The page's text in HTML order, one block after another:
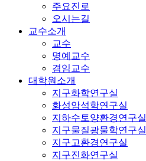
주요진로
오시는길
교수소개
교수
명예교수
겸임교수
대학원소개
지구화학연구실
화성암석학연구실
지하수토양환경연구실
지구물질광물학연구실
지구고환경연구실
지구진화연구실